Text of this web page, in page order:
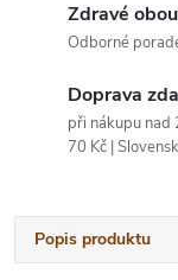
Zdravé
Odborné
Doprava
při nákupu nad
70 Kč |
Popis produktu